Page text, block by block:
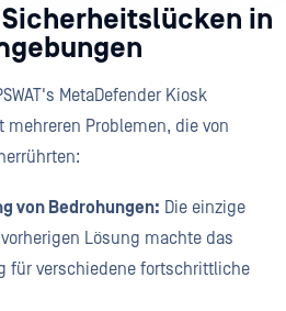
in
MetaDefender Kiosk
Problemen, die von
von Bedrohungen: Die einzige
Lösung machte das
für verschiedene fortschrittliche